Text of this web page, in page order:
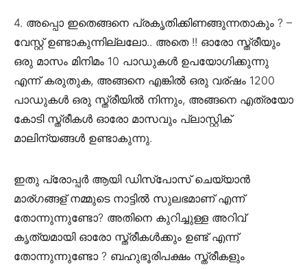
4. അപ്പൊ ഇതെങ്ങനെ പ്രകൃതിക്കിണങ്ങുന്നതാകും ? –
വേസ്റ്റ് ഉണ്ടാകുന്നില്ലലോ.. അതെ !! ഓരോ സ്ത്രീയും
ഒരു മാസം മിനിമം 10 പാഡുകൾ ഉപയോഗിക്കുന്നു
എന്ന് കരുതുക, അങ്ങനെ എങ്കിൽ ഒരു വര്ഷം 1200
പാഡുകൾ ഒരു സ്ത്രീയിൽ നിന്നും, അങ്ങനെ എത്രയോ
കോടി സ്ത്രീകൾ ഓരോ മാസവും പ്ലാസ്റ്റിക്
മാലിന്യങ്ങൾ ഉണ്ടാകുന്നു.
ഇതു പ്രോപ്പർ ആയി ഡിസ്പോസ് ചെയ്യാൻ
മാര്ഗങ്ങള് നമ്മുടെ നാട്ടിൽ സുലഭമാണ് എന്ന്
തോന്നുന്നുണ്ടോ? അതിനെ കുറിച്ചുള്ള അറിവ്
കൃത്യമായി ഓരോ സ്ത്രീകൾക്കും ഉണ്ട് എന്ന്
തോന്നുന്നുണ്ടോ ? ബഹുഭൂരിപക്ഷം സ്ത്രീകളും